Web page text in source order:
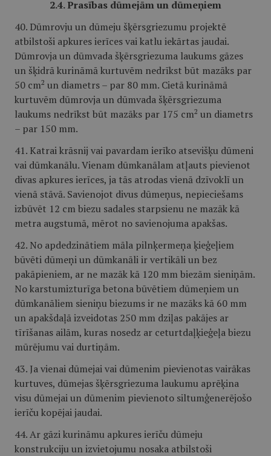
2.4. Prasības dūmejām un dūmeņiem
40. Dūmrovju un dūmeju šķērsgriezumu projektē
atbilstoši apkures ierīces vai katlu iekārtas jaudai.
Dūmrovja un dūmvada šķērsgriezuma laukums gāzes
un šķidrā kurināmā kurtuvēm nedrīkst būt mazāks par
50 cm2 un diametrs – par 80 mm. Cietā kurināmā
kurtuvēm dūmrovja un dūmvada šķērsgriezuma
laukums nedrīkst būt mazāks par 175 cm2 un diametrs
– par 150 mm.
41. Katrai krāsnij vai pavardam ierīko atsevišķu dūmeni
vai dūmkanālu. Vienam dūmkanālam atļauts pievienot
divas apkures ierīces, ja tās atrodas vienā dzīvoklī un
vienā stāvā. Savienojot divus dūmeņus, nepieciešams
izbūvēt 12 cm biezu sadales starpsienu ne mazāk kā
metra augstumā, mērot no savienojuma apakšas.
42. No apdedzinātiem māla pilnķermeņa ķieģeļiem
būvēti dūmeņi un dūmkanāli ir vertikāli un bez
pakāpieniem, ar ne mazāk kā 120 mm biezām sieniņām.
No karstumizturīga betona būvētiem dūmeņiem un
dūmkanāliem sieniņu biezums ir ne mazāks kā 60 mm
un apakšdaļā izveidotas 250 mm dziļas pakājes ar
tīrīšanas ailām, kuras nosedz ar ceturtdaļķieģeļa biezu
mūrējumu vai durtiņām.
43. Ja vienai dūmejai vai dūmenim pievienotas vairākas
kurtuves, dūmejas šķērsgriezuma laukumu aprēķina
visu dūmejai un dūmenim pievienoto siltumģenerējošo
ierīču kopējai jaudai.
44. Ar gāzi kurināmu apkures ierīču dūmeju
konstrukciju un izvietojumu nosaka atbilstoši